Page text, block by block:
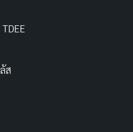
ละมีประสิทธิภาพในการจดจําข้อ
ารถสร้างแฟลชการ์ดของตนเอง
ว้ล่วงหน้า แฟลชการ์ดสามารถใช้
ะดวกในการฝึกฝน
ส